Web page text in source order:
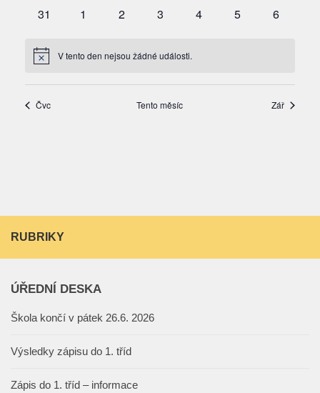
RUBRIKY
ÚŘEDNÍ DESKA
Škola končí v pátek 26.6. 2026
Výsledky zápisu do 1. tříd
Zápis do 1. tříd – informace